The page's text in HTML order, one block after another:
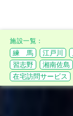
練 馬 江戸川
習志野
湘南佐島
在宅訪問サービス